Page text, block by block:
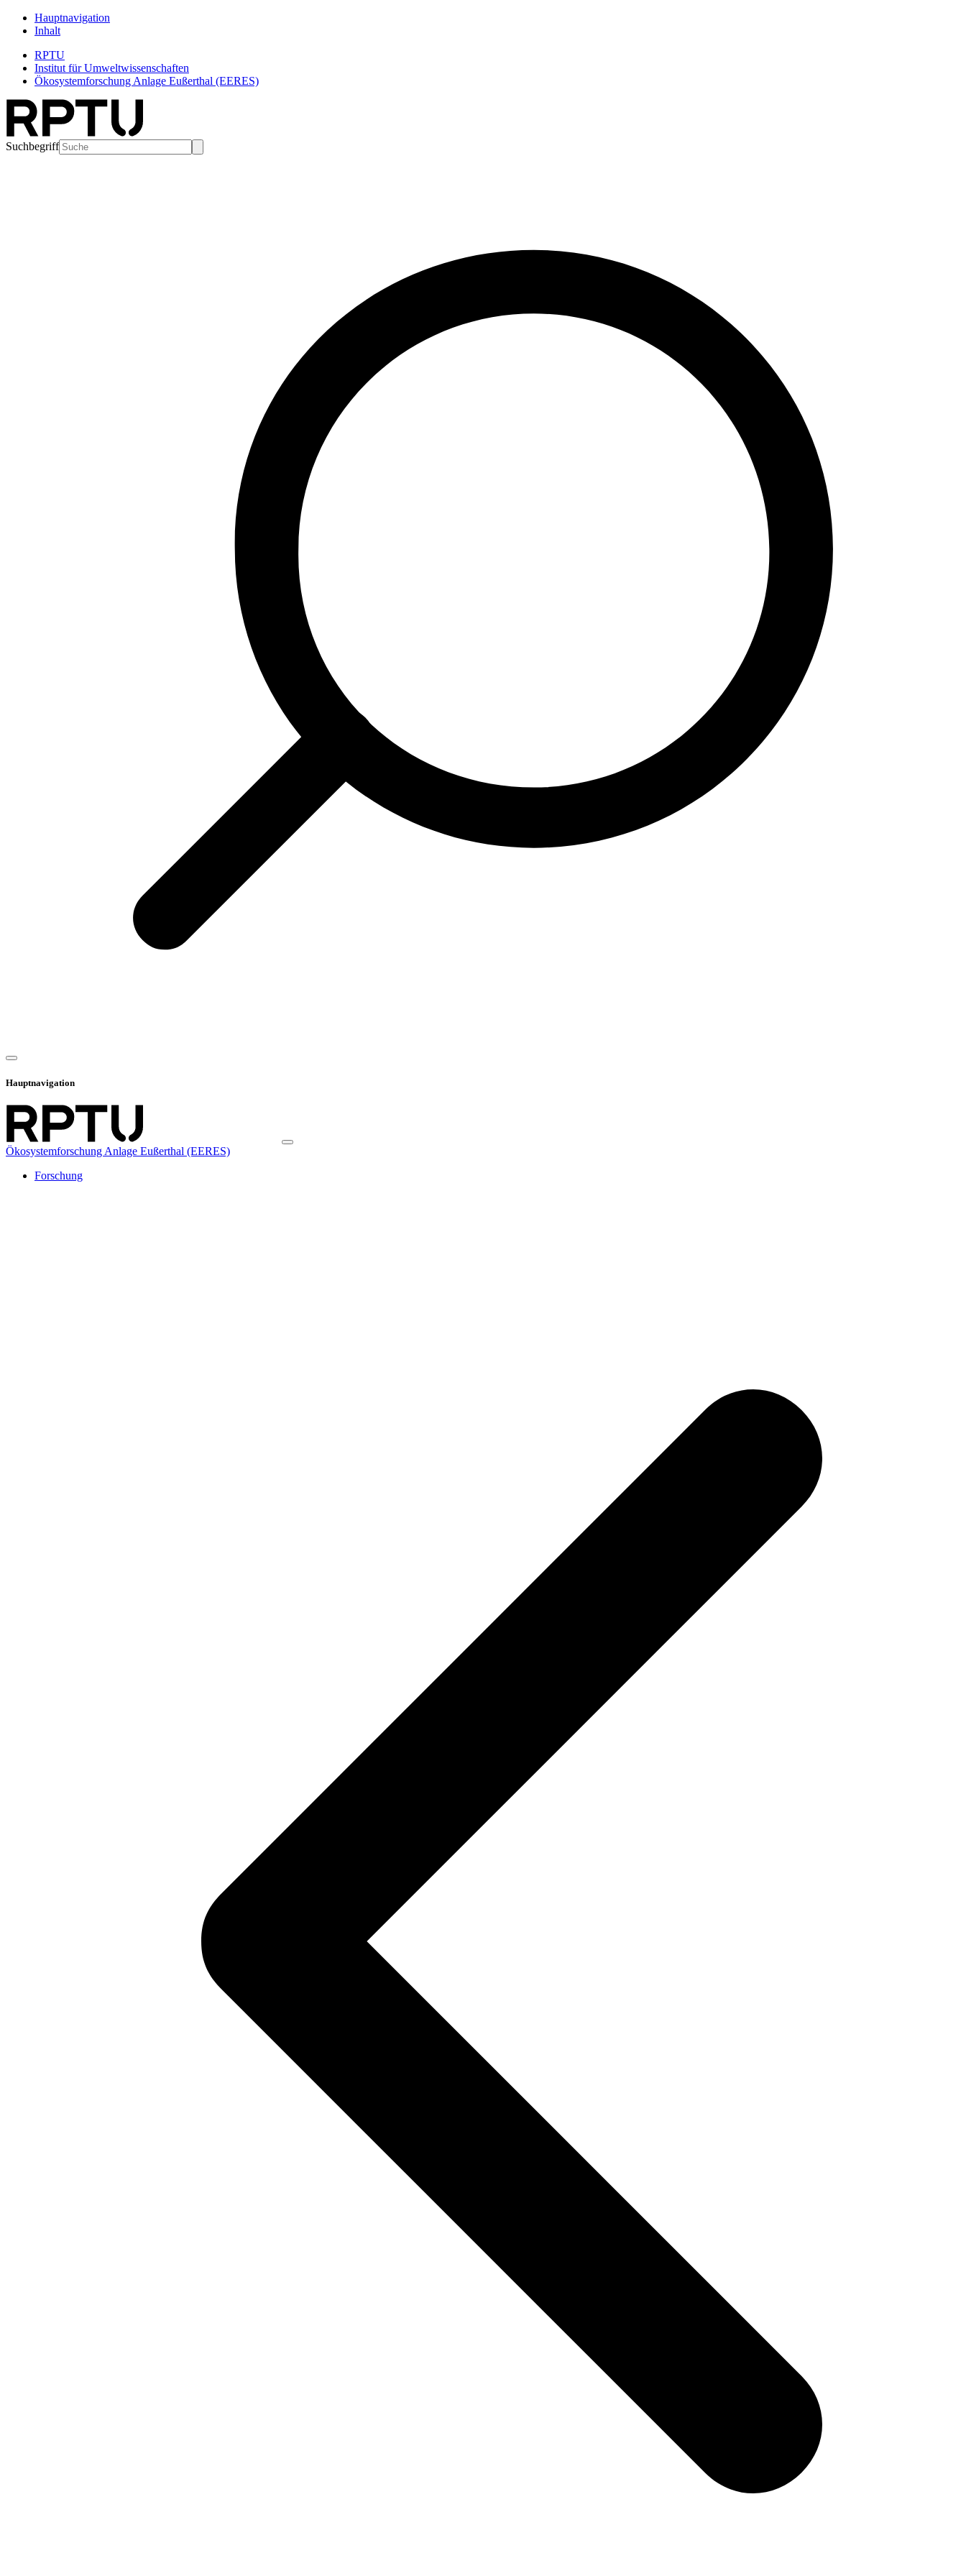
Hauptnavigation
Inhalt
RPTU
Institut für Umweltwissenschaften
Ökosystemforschung Anlage Eußerthal (EERES)
Suchbegriff
Hauptnavigation
Ökosystemforschung Anlage Eußerthal (EERES)
Forschung